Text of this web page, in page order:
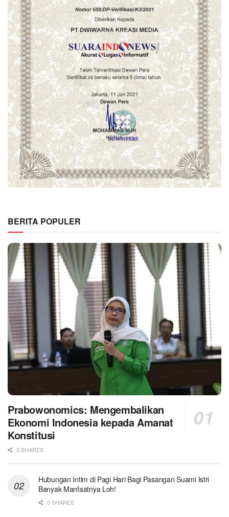
BERITA POPULER
Prabowonomics: Mengembalikan
Ekonomi Indonesia kepada Amanat
Konstitusi
0 SHARES
Hubungan Intim di Pagi Hari Bagi Pasangan Suami Istri
Banyak Manfaatnya Loh!
0 SHARES